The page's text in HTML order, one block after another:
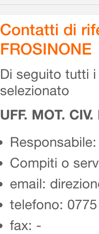
Contatti di
FROSINONE
Di seguito tutti
selezionato
UFF. MOT.
Compiti o
email:
telefono:
fax: -